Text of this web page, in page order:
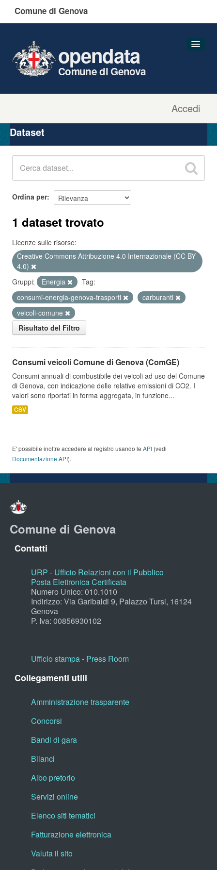
Comune di Genova
Accedi
opendata
Comune di Genova
Organizzazioni
Gruppi
Dataset
Ordina per
1 dataset trovato
Licenze sulle risorse:
Creative Commons Attribuzione 4.0 Internazionale (CC BY
4.0)
Gruppi:
Energia
Tag:
consumi-energia-genova-trasporti
carburanti
veicoli-comune
Risultato del Filtro
Consumi veicoli Comune di Genova (ComGE)
Consumi annuali di combustibile dei veicoli ad uso del Comune
di Genova, con indicazione delle relative emissioni di CO2. I
valori sono riportati in forma aggregata, in funzione...
CSV
E' possibile inoltre accedere al registro usando le API (vedi
Documentazione API).
Comune di Genova
Contatti
URP - Ufficio Relazioni con il Pubblico
Posta Elettronica Certificata
Numero Unico: 010.1010
Indirizzo: Via Garibaldi 9, Palazzo Tursi, 16124
Genova
P. Iva: 00856930102
Ufficio stampa - Press Room
Collegamenti utili
Amministrazione trasparente
Concorsi
Bandi di gara
Bilanci
Albo pretorio
Servizi online
Elenco siti tematici
Fatturazione elettronica
Valuta il sito